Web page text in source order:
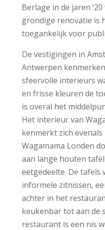
Berlage in de jaren
grondige renovatie is
toegankelijk voor
De vestigingen in
Antwerpen
sfeervolle interieurs
en frisse kleuren de
is overal het
Het interieur van
kenmerkt zich
Wagamama Londen
aan lange houten
eetgedeelte. De
informele zitnissen,
achter in het
keukenbar tot aan de
restaurant is een nis